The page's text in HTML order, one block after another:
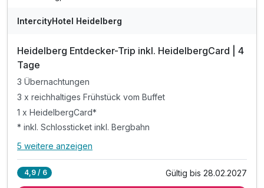
IntercityHotel Heidelberg
Heidelberg Entdecker-Trip inkl. HeidelbergCard | 4
Tage
3 Übernachtungen
3 x reichhaltiges Frühstück vom Buffet
1 x HeidelbergCard*
* inkl. Schlossticket inkl. Bergbahn
Alle Inklusivleistungen
5 weitere anzeigen
4,9 / 6 Gültig bis 28.02.2027